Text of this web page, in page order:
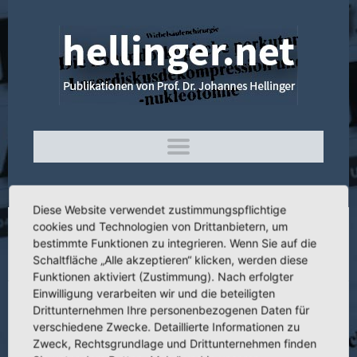
2.028 In Fehlstellung geheilte Frakturen im
Bereich der unteren Gliedmaße
Titel:In Fehlstellung geheilte Frakturen im Bereich der unteren
Gliedmaße
Diese Website verwendet zustimmungspflichtige
cookies und Technologien von Drittanbietern, um
bestimmte Funktionen zu integrieren. Wenn Sie auf die
Schaltfläche „Alle akzeptieren“ klicken, werden diese
Funktionen aktiviert (Zustimmung). Nach erfolgter
Einwilligung verarbeiten wir und die beteiligten
Drittunternehmen Ihre personenbezogenen Daten für
verschiedene Zwecke. Detaillierte Informationen zu
Zweck, Rechtsgrundlage und Drittunternehmen finden